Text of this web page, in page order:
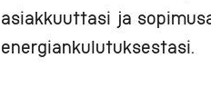
asiakkuuttasi ja
energiankulutuksestasi.